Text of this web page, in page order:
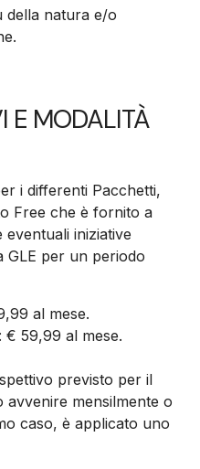
della natura e/o
E MODALITÀ
i differenti Pacchetti,
Free che è fornito a
iniziative
GLE per un periodo
al mese.
: € 59,99 al mese.
previsto per il
mensilmente o
caso, è applicato uno